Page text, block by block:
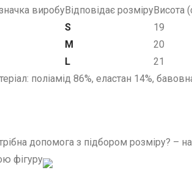
виробуВідповідає розміруВисота
S 19
M 20
L 21
поліамід 86%, еластан 14%,
допомога з підбором розміру? –
фігуру